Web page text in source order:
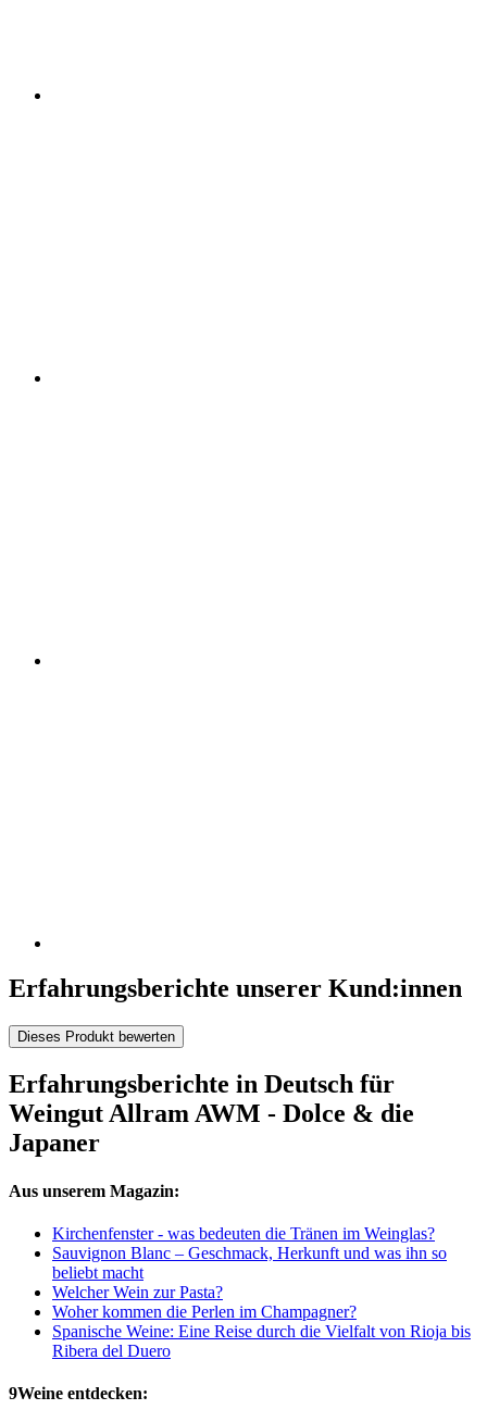
Erfahrungsberichte unserer Kund:innen
Dieses Produkt bewerten
Erfahrungsberichte in Deutsch für
Weingut Allram AWM - Dolce & die
Japaner
Aus unserem Magazin:
Kirchenfenster - was bedeuten die Tränen im Weinglas?
Sauvignon Blanc – Geschmack, Herkunft und was ihn so
beliebt macht
Welcher Wein zur Pasta?
Woher kommen die Perlen im Champagner?
Spanische Weine: Eine Reise durch die Vielfalt von Rioja bis
Ribera del Duero
9Weine entdecken: